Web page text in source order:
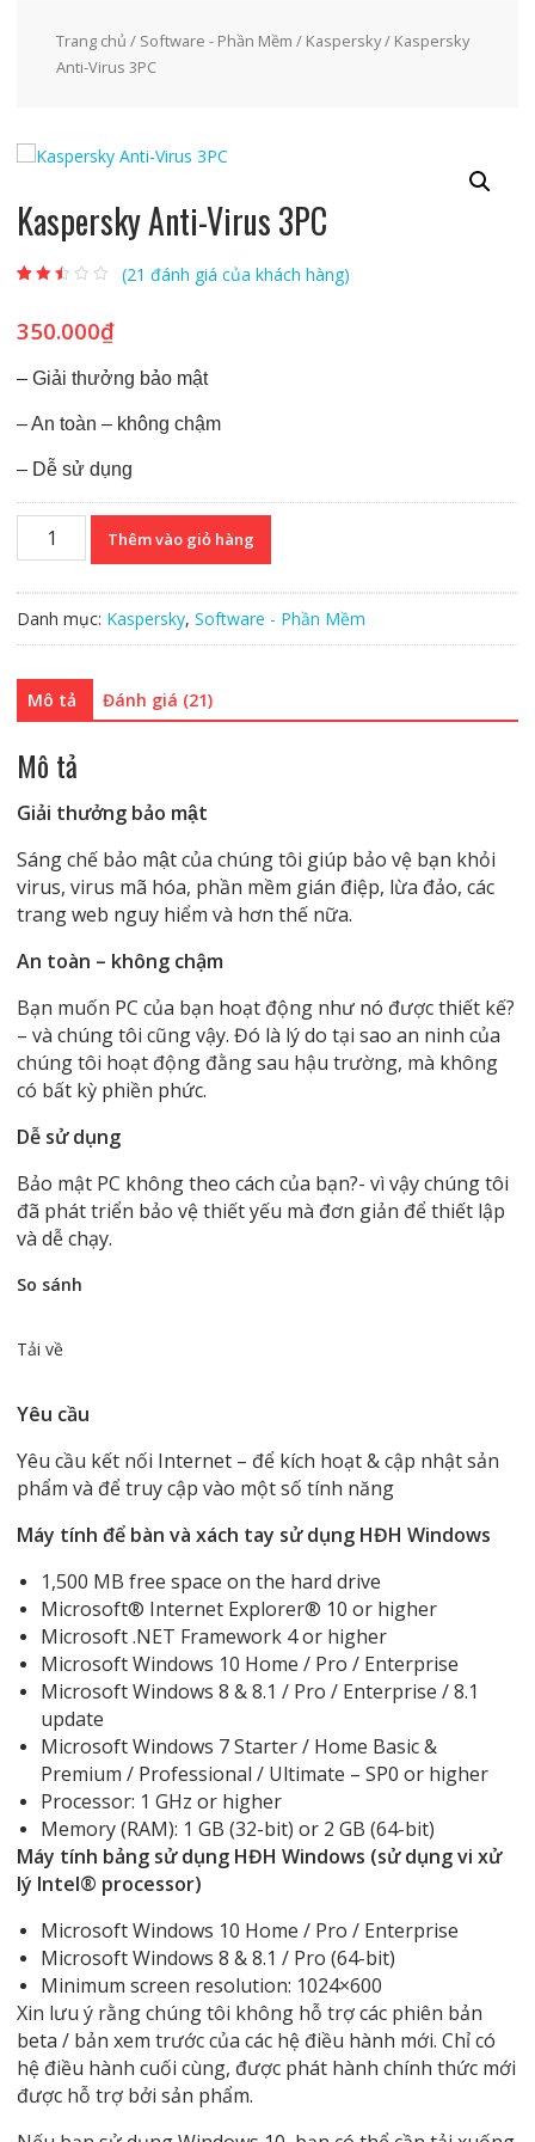
Trang chủ / Software - Phần Mềm / Kaspersky/ Kaspersky
Anti-Virus 3PC
Kaspersky Anti-Virus 3PC
dựa
trên
(21 đánh giá của khách hàng)
350.000₫
– Giải thưởng bảo mật
– An toàn – không chậm
– Dễ sử dụng
Kaspersky
số
Thêm vào giỏ hàng
Danh mục: Kaspersky, Software - Phần Mềm
Mô tả Đánh giá (21)
Mô tả
Giải thưởng bảo mật
Sáng chế bảo mật của chúng tôi giúp bảo vệ bạn khỏi
virus, virus mã hóa, phần mềm gián điệp, lừa đảo, các
trang web nguy hiểm và hơn thế nữa.
An toàn – không chậm
Bạn muốn PC của bạn hoạt động như nó được thiết kế?
– và chúng tôi cũng vậy. Đó là lý do tại sao an ninh của
chúng tôi hoạt động đằng sau hậu trường, mà không
có bất kỳ phiền phức.
Dễ sử dụng
Bảo mật PC không theo cách của bạn?- vì vậy chúng tôi
đã phát triển bảo vệ thiết yếu mà đơn giản để thiết lập
và dễ chạy.
So sánh
Tải về
Yêu cầu
Yêu cầu kết nối Internet – để kích hoạt & cập nhật sản
phẩm và để truy cập vào một số tính năng
Máy tính để bàn và xách tay sử dụng HĐH Windows
1,500 MB free space on the hard drive
Microsoft® Internet Explorer® 10 or higher
Microsoft .NET Framework 4 or higher
Microsoft Windows 10 Home / Pro / Enterprise
Microsoft Windows 8 & 8.1 / Pro / Enterprise / 8.1
update
Microsoft Windows 7 Starter / Home Basic &
Premium / Professional / Ultimate – SP0 or higher
Processor: 1 GHz or higher
Memory (RAM): 1 GB (32-bit) or 2 GB (64-bit)
Máy tính bảng sử dụng HĐH Windows (sử dụng vi xử
lý Intel® processor)
Microsoft Windows 10 Home / Pro / Enterprise
Microsoft Windows 8 & 8.1 / Pro (64-bit)
Minimum screen resolution: 1024×600
Xin lưu ý rằng chúng tôi không hỗ trợ các phiên bản
beta / bản xem trước của các hệ điều hành mới. Chỉ có
hệ điều hành cuối cùng, được phát hành chính thức mới
được hỗ trợ bởi sản phẩm.